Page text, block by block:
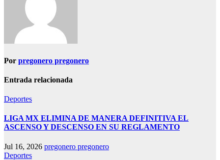
Por pregonero pregonero
Entrada relacionada
Deportes
LIGA MX ELIMINA DE MANERA DEFINITIVA EL
ASCENSO Y DESCENSO EN SU REGLAMENTO
Jul 16, 2026 pregonero pregonero
Deportes